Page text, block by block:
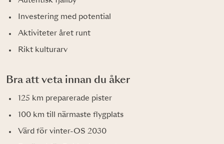
Investering med potential
Aktiviteter året runt
Rikt kulturarv
Bra att veta innan du åker
125 km preparerade pister
100 km till närmaste flygplats
Värd för vinter-OS 2030